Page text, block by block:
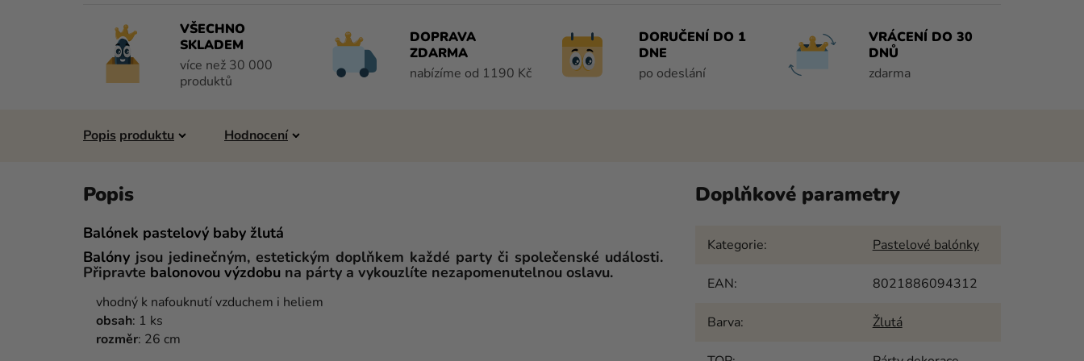
VŠECHNO
SKLADEM
více než 30 000
produktů
DOPRAVA
ZDARMA
nabízíme od 1190 Kč
DORUČENÍ DO 1
DNE
po odeslání
VRÁCENÍ DO 30
DNŮ
zdarma
Popis Hodnocení
Balónek pastelový baby žlutá
Balóny jsou jedinečným, estetickým doplňkem každé party či společenské události.
Připravte balonovou výzdobu na párty a vykouzlíte nezapomenutelnou oslavu.
vhodný k nafouknutí vzduchem i heliem
obsah: 1 ks
rozměr: 26 cm
Doplňkové parametry
Kategorie: Pastelové balónky
EAN: 8021886094312
Barva: Žlutá